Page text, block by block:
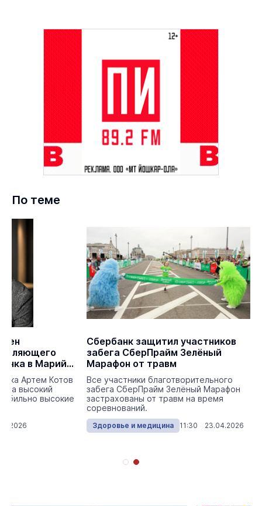
По теме
в Марий
Артем Котов
за высокий
высокие
Сбербанк защитил участников
забега СберПрайм Зелёный
Марафон от травм
Все участники благотворительного
забега СберПрайм Зелёный Марафон
застрахованы от травм на время
соревнований.
Здоровье и медицина 11:30 23.04.2026